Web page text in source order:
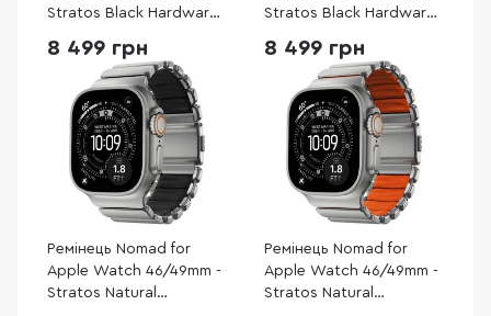
Stratos Black Hardware
(NM011116858)
8 499 грн
Stratos Black Hardware
8 499 грн
Ремінець Nomad for
Apple Watch 46/49mm -
Stratos Natural
Ремінець Nomad for
Apple Watch 46/49mm -
Stratos Natural